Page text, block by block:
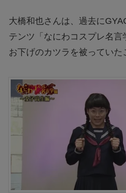
大橋和也さんは、過去に
テンツ「なにわコスプレ名言
お下げのカツラを被っていた